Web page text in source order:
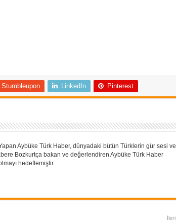
Stumbleupon LinkedIn Pinterest
Aybüke Türk Haber, dünyadaki bütün Türklerin gür sesi ve
Bozkurtça bakan ve değerlendiren Aybüke Türk Haber
hedeflemiştir.
İleri